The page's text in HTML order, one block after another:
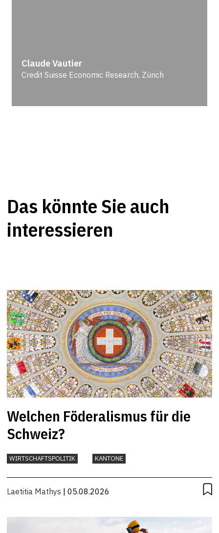
Claude Vautier
Credit Suisse Economic Research, Zürich
Das könnte Sie auch
interessieren
Welchen Föderalismus für die
Schweiz?
WIRTSCHAFTSPOLITIK KANTONE
Laetitia Mathys | 05.08.2026